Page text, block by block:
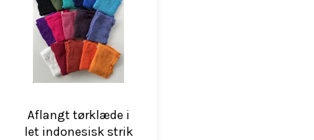
Aflangt tørklæde i
let indonesisk strik